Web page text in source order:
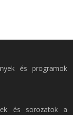
és programok
és sorozatok a